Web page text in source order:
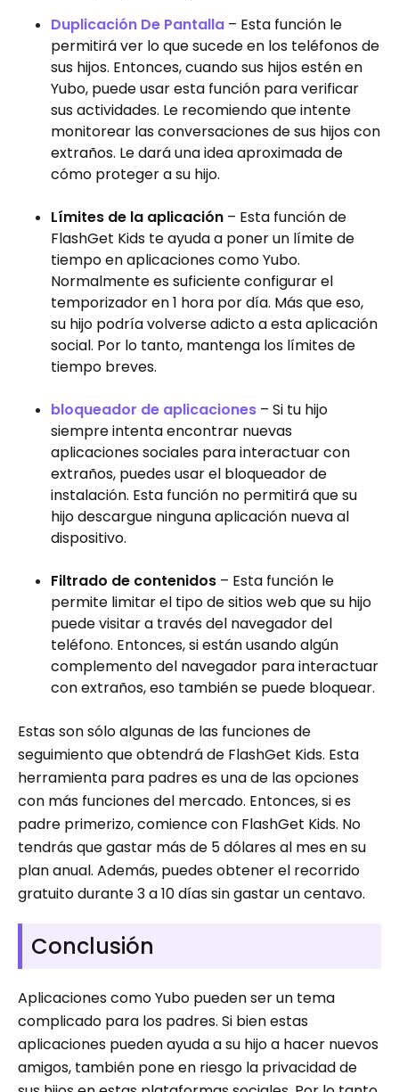
Duplicación De Pantalla – Esta función le
permitirá ver lo que sucede en los teléfonos de
sus hijos. Entonces, cuando sus hijos estén en
Yubo, puede usar esta función para verificar
sus actividades. Le recomiendo que intente
monitorear las conversaciones de sus hijos con
extraños. Le dará una idea aproximada de
cómo proteger a su hijo.
Límites de la aplicación – Esta función de
FlashGet Kids te ayuda a poner un límite de
tiempo en aplicaciones como Yubo.
Normalmente es suficiente configurar el
temporizador en 1 hora por día. Más que eso,
su hijo podría volverse adicto a esta aplicación
social. Por lo tanto, mantenga los límites de
tiempo breves.
bloqueador de aplicaciones – Si tu hijo
siempre intenta encontrar nuevas
aplicaciones sociales para interactuar con
extraños, puedes usar el bloqueador de
instalación. Esta función no permitirá que su
hijo descargue ninguna aplicación nueva al
dispositivo.
Filtrado de contenidos – Esta función le
permite limitar el tipo de sitios web que su hijo
puede visitar a través del navegador del
teléfono. Entonces, si están usando algún
complemento del navegador para interactuar
con extraños, eso también se puede bloquear.
Estas son sólo algunas de las funciones de
seguimiento que obtendrá de FlashGet Kids. Esta
herramienta para padres es una de las opciones
con más funciones del mercado. Entonces, si es
padre primerizo, comience con FlashGet Kids. No
tendrás que gastar más de 5 dólares al mes en su
plan anual. Además, puedes obtener el recorrido
gratuito durante 3 a 10 días sin gastar un centavo.
Conclusión
Aplicaciones como Yubo pueden ser un tema
complicado para los padres. Si bien estas
aplicaciones pueden ayuda a su hijo a hacer nuevos
amigos, también pone en riesgo la privacidad de